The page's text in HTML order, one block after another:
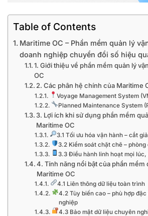
Table of Contents
Maritime OC – Phần mềm quản lý
doanh nghiệp chuyển đổi số hiệu
1. Giới thiệu về phần mềm quản lý
OC
2. Các phân hệ chính của Maritime
Voyage Management System
Planned Maintenance System
3. Lợi ích khi sử dụng phần mềm
Maritime OC
3.1 Tối ưu hóa vận hành – cắt
3.2 Kiểm soát chặt chẽ –
3.3 Điều hành linh hoạt mọi lúc,
4. Tính năng nổi bật của phần mềm
Maritime OC
4.1 Liên thông dữ liệu toàn trình
4.2 Tùy biến cao – phù hợp
nghiệp
4.3 Bảo mật dữ liệu chuyên